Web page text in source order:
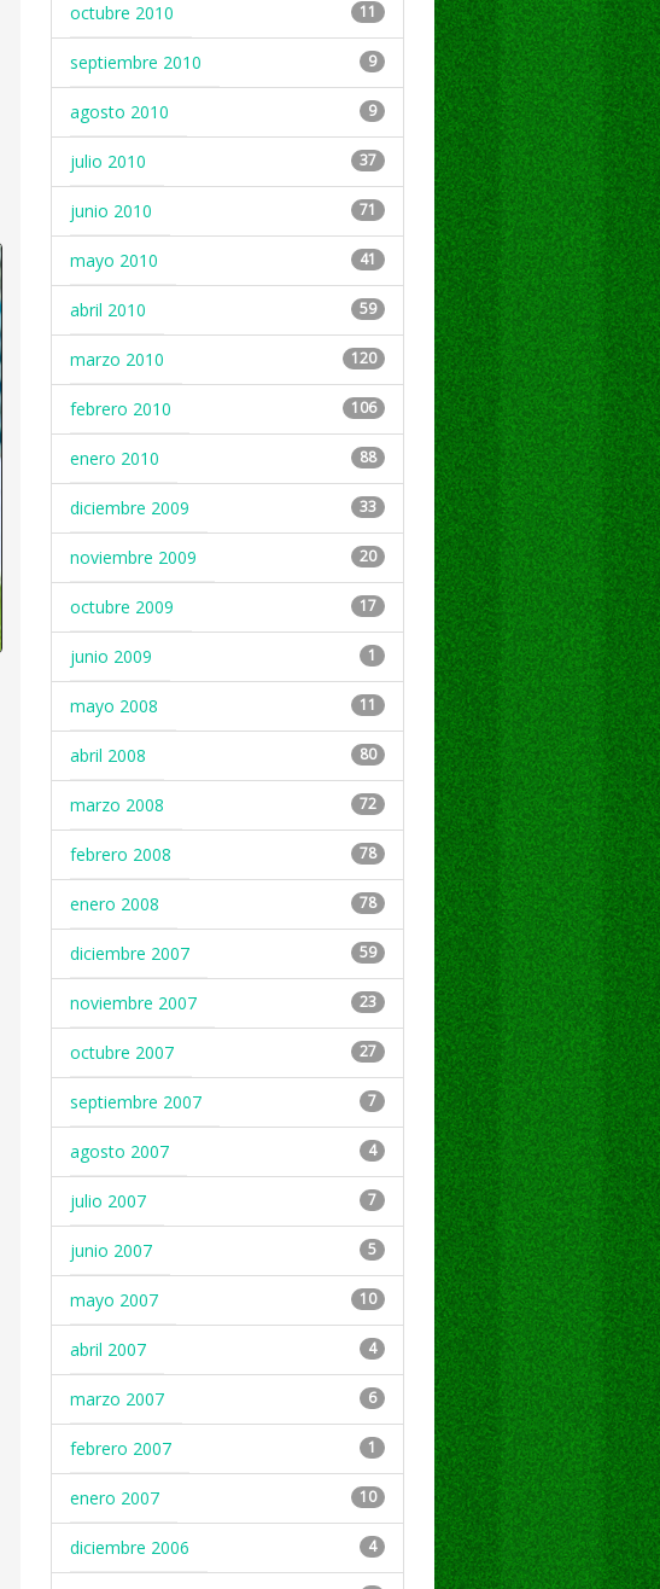
octubre 2010 11
septiembre 2010 9
agosto 2010 9
julio 2010 37
junio 2010 71
mayo 2010 41
abril 2010 59
marzo 2010 120
febrero 2010 106
enero 2010 88
diciembre 2009 33
noviembre 2009 20
octubre 2009 17
junio 2009 1
mayo 2008 11
abril 2008 80
marzo 2008 72
febrero 2008 78
enero 2008 78
diciembre 2007 59
noviembre 2007 23
octubre 2007 27
septiembre 2007 7
agosto 2007 4
julio 2007 7
junio 2007 5
mayo 2007 10
abril 2007 4
marzo 2007 6
febrero 2007 1
enero 2007 10
diciembre 2006 4